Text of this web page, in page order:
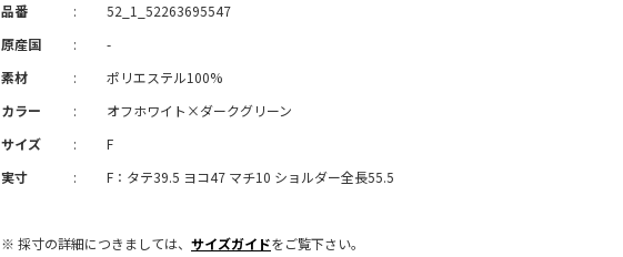
品番 :
52_1_52263695547
原産国
:
-
素材
:
ポリエステル100%
カラー
:
オフホワイト×ダークグリーン
サイズ
:
F
実寸
: F：タテ39.5 ヨコ47 マチ10 ショルダー全長55.5
※ 採寸の詳細につきましては、サイズガイドをご覧下さい。